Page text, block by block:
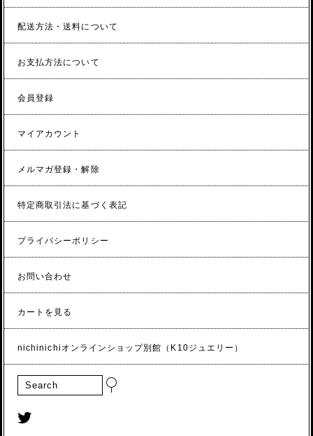
配送方法・送料について
お支払方法について
会員登録
マイアカウント
メルマガ登録・解除
特定商取引法に基づく表記
プライバシーポリシー
お問い合わせ
カートを見る
nichinichiオンラインショップ別館（K10ジュエリー）